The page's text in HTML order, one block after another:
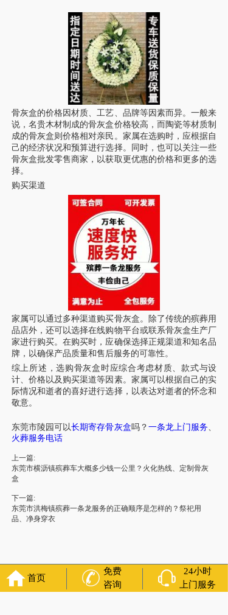
骨灰盒的价格因材质、工艺、品牌等因素而异。一般来
说，名贵木材制成的骨灰盒价格较高，而陶瓷等材质制
成的骨灰盒则价格相对亲民。家属在选购时，应根据自
己的经济状况和预算进行选择。同时，也可以关注一些
骨灰盒批发零售商家，以获取更优惠的价格和更多的选
择。
购买渠道
家属可以通过多种渠道购买骨灰盒。除了传统的殡葬用
品店外，还可以选择在线购物平台或联系骨灰盒生产厂
家进行购买。在购买时，应确保选择正规渠道和知名品
牌，以确保产品质量和售后服务的可靠性。
综上所述，选购骨灰盒时应综合考虑材质、款式与设
计、价格以及购买渠道等因素。家属可以根据自己的实
际情况和逝者的喜好进行选择，以表达对逝者的怀念和
敬意。
东莞市陵园可以长期寄存骨灰盒 吗？ 一条龙上门服务
火葬服务电话
上一篇:
东莞市横沥镇殡葬车大概多少钱一公里？火化热线、定制骨灰
盒
下一篇:
东莞市洪梅镇殡葬一条龙服务的正确顺序是怎样的？祭祀用
品、净身穿衣
首页
免费
咨询
24小时
上门服务